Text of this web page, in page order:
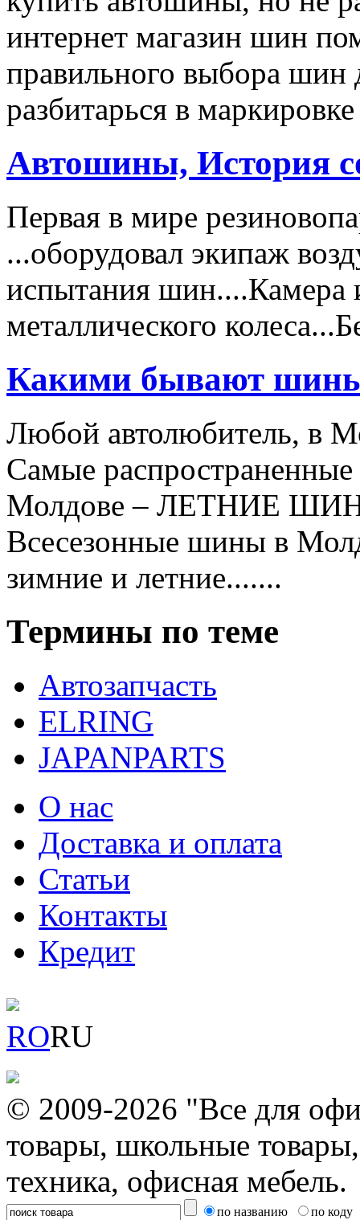
интернет магазин шин
правильного выбора шин
разбитарься в
Автошины, История
Первая в мире
...оборудовал экипаж
испытания шин....Камера
металлического
Какими бывают
Любой автолюбитель, в
Самые
Молдове – ЛЕТНИЕ
Всесезонные шины в
зимние и летние.......
Термины по теме
Автозапчасть
ELRING
JAPANPARTS
О нас
Доставка и оплата
Статьи
Контакты
Кредит
RORU
© 2009-2026 "Все для
товары, школьные
техника, офисная мебель.
по названию по коду